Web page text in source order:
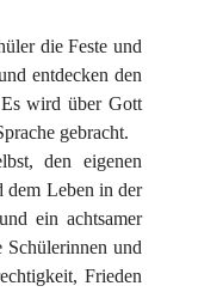
die Feste und
entdecken den
wird über Gott
gebracht.
den eigenen
dem Leben in der
ein achtsamer
und
Frieden